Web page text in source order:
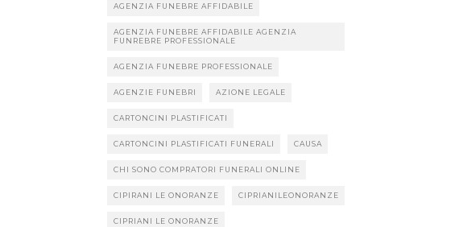
AGENZIA FUNEBRE AFFIDABILE
AGENZIA FUNEBRE AFFIDABILE AGENZIA
FUNREBRE PROFESSIONALE
AGENZIA FUNEBRE PROFESSIONALE
AGENZIE FUNEBRI AZIONE LEGALE
CARTONCINI PLASTIFICATI
CARTONCINI PLASTIFICATI FUNERALI CAUSA
CHI SONO COMPRATORI FUNERALI ONLINE
CIPIRANI LE ONORANZE CIPRIANILEONORANZE
CIPRIANI LE ONORANZE